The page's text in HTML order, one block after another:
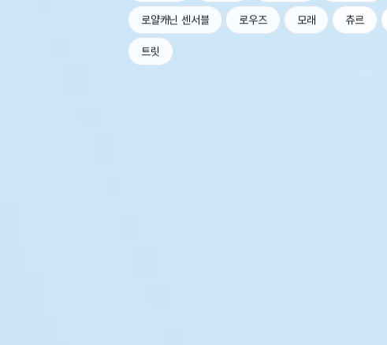
로얄캐닌 센서블 로우즈 모래 츄르
트릿